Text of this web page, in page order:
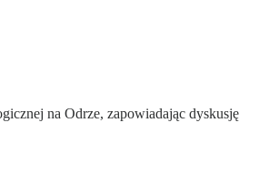
na Odrze, zapowiadając dyskusję